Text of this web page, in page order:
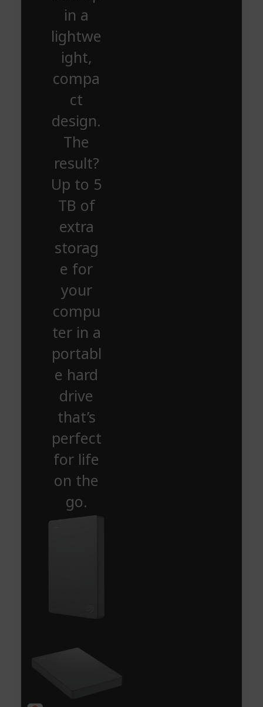
in a
lightwe
ight,
compa
ct
design.
The
result?
Up to 5
TB of
extra
storag
e for
your
compu
ter in a
portabl
e hard
drive
that’s
perfect
for life
on the
go.